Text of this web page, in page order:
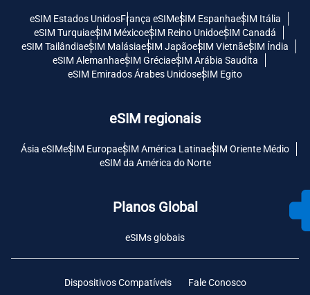
eSIM Estados UnidosFrança eSIMeSIM EspanhaeSIM Itália
eSIM TurquiaeSIM MéxicoeSIM Reino UnidoeSIM Canadá
eSIM TailândiaeSIM MalásiaeSIM JapãoeSIM VietnãeSIM Índia
eSIM AlemanhaeSIM GréciaeSIM Arábia Saudita
eSIM Emirados Árabes UnidoseSIM Egito
eSIM regionais
Ásia eSIMeSIM EuropaeSIM América LatinaeSIM Oriente Médio
eSIM da América do Norte
Planos Global
eSIMs globais
Dispositivos Compatíveis Fale Conosco